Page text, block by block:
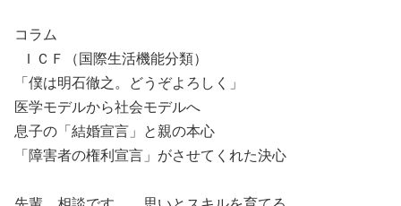
コラム
ＩＣＦ（国際生活機能分類）
「僕は明石徹之。どうぞよろしく」
医学モデルから社会モデルへ
息子の「結婚宣言」と親の本心
「障害者の権利宣言」がさせてくれた決心